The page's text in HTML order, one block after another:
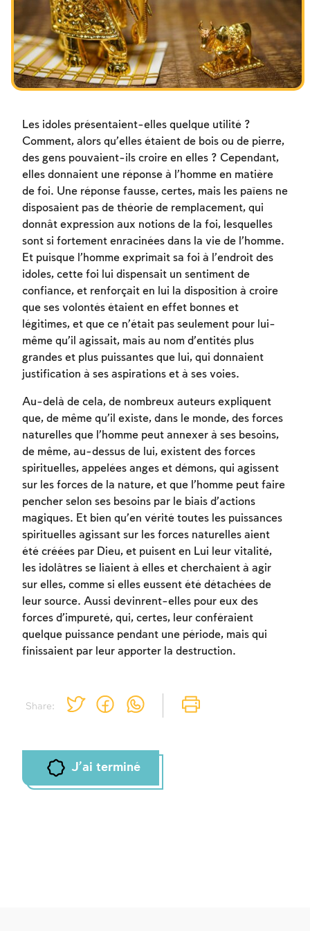
Les jeûnes liés à la destruction du Temple
Hanouca
Pourim
Share:
Les idoles présentaient-elles quelque utilité ?
Comment, alors qu’elles étaient de bois ou de pierre,
des gens pouvaient-ils croire en elles ? Cependant,
elles donnaient une réponse à l’homme en matière
de foi. Une réponse fausse, certes, mais les païens ne
disposaient pas de théorie de remplacement, qui
donnât expression aux notions de la foi, lesquelles
sont si fortement enracinées dans la vie de l’homme.
Et puisque l’homme exprimait sa foi à l’endroit des
idoles, cette foi lui dispensait un sentiment de
confiance, et renforçait en lui la disposition à croire
que ses volontés étaient en effet bonnes et
légitimes, et que ce n’était pas seulement pour lui-
même qu’il agissait, mais au nom d’entités plus
grandes et plus puissantes que lui, qui donnaient
justification à ses aspirations et à ses voies.
Au-delà de cela, de nombreux auteurs expliquent
que, de même qu’il existe, dans le monde, des forces
naturelles que l’homme peut annexer à ses besoins,
de même, au-dessus de lui, existent des forces
spirituelles, appelées anges et démons, qui agissent
sur les forces de la nature, et que l’homme peut faire
pencher selon ses besoins par le biais d’actions
magiques. Et bien qu’en vérité toutes les puissances
spirituelles agissant sur les forces naturelles aient
été créées par Dieu, et puisent en Lui leur vitalité,
les idolâtres se liaient à elles et cherchaient à agir
sur elles, comme si elles eussent été détachées de
leur source. Aussi devinrent-elles pour eux des
forces d’impureté, qui, certes, leur conféraient
quelque puissance pendant une période, mais qui
finissaient par leur apporter la destruction.
J'ai terminé
Inscription requise
Afin d'enregistrer ce que vous avez étudié,
vous devez vous connectez ou vous
inscrire.
Inscription